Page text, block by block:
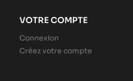
VOTRE COMPTE
Connexion
Créez votre compte